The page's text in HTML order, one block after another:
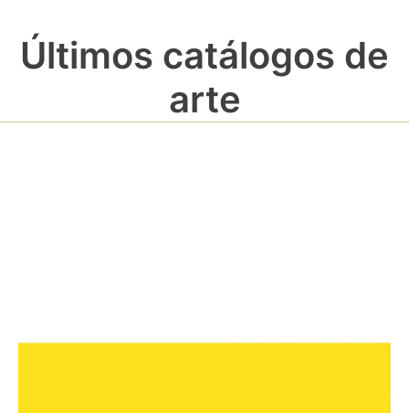
Últimos catálogos de
arte